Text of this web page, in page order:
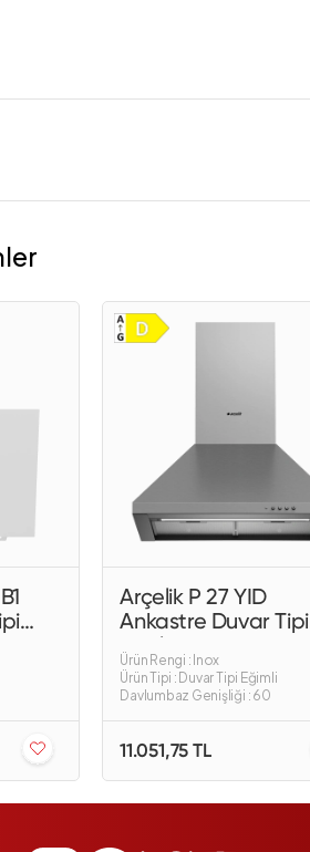
Arçelik P 27 YID
Ankastre Duvar Tipi
Davlumbaz
Ürün Rengi : Inox
Ürün Tipi : Duvar Tipi Eğimli
Davlumbaz Genişliği : 60
11.051,75 TL